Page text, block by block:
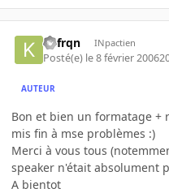
Kefrqn INpactien
Posté(e) le 8 février 2006
AUTEUR
Bon et bien un formatage +
mis fin à mse problèmes :)
Merci à vous tous
speaker n'était absolument
A bientot